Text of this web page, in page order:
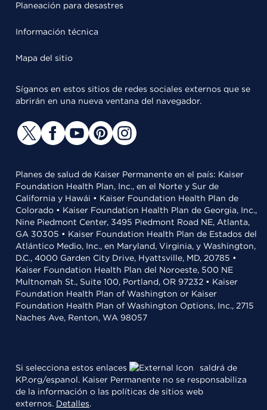
Planeación para desastres
Información técnica
Mapa del sitio
Síganos en estos sitios de redes sociales externos que se
abrirán en una nueva ventana del navegador.
Planes de salud de Kaiser Permanente en el país: Kaiser
Foundation Health Plan, Inc., en el Norte y Sur de
California y Hawái • Kaiser Foundation Health Plan de
Colorado • Kaiser Foundation Health Plan de Georgia, Inc.,
Nine Piedmont Center, 3495 Piedmont Road NE, Atlanta,
GA 30305 • Kaiser Foundation Health Plan de Estados del
Atlántico Medio, Inc., en Maryland, Virginia, y Washington,
D.C., 4000 Garden City Drive, Hyattsville, MD, 20785 •
Kaiser Foundation Health Plan del Noroeste, 500 NE
Multnomah St., Suite 100, Portland, OR 97232 • Kaiser
Foundation Health Plan of Washington or Kaiser
Foundation Health Plan of Washington Options, Inc., 2715
Naches Ave, Renton, WA 98057
Si selecciona estos enlaces
saldrá de
KP.org/espanol. Kaiser Permanente no se responsabiliza
de la información o las políticas de sitios web
externos. Detalles.